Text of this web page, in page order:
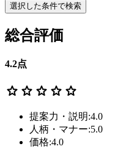
選択した条件で検索
総合評価
4.2点
star star star star star
提案力・説明:4.0
人柄・マナー:5.0
価格:4.0